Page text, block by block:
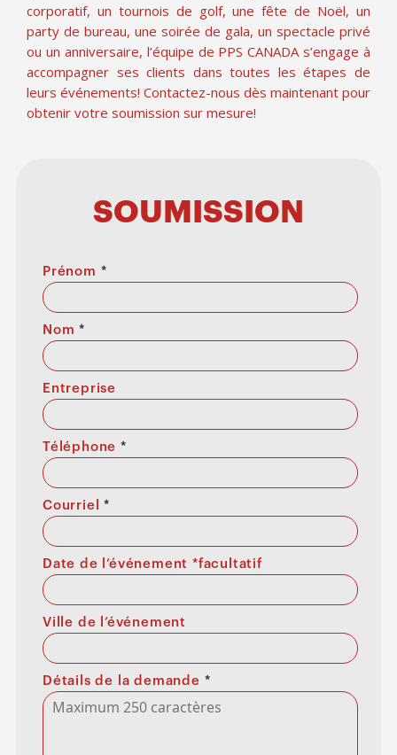
corporatif, un tournois de golf, une fête de Noël, un
party de bureau, une soirée de gala, un spectacle privé
ou un anniversaire, l’équipe de PPS CANADA s’engage à
accompagner ses clients dans toutes les étapes de
leurs événements! Contactez-nous dès maintenant pour
obtenir votre soumission sur mesure!
SOUMISSION
Prénom *
Nom*
Entreprise
Téléphone*
Courriel*
Date de l’événement *facultatif
Ville de l’événement
Détails de la demande *